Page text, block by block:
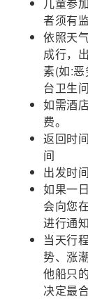
儿童参
者须有
依照天
成行，
素(如:
台卫生
如需酒
费。
返回时
间
出发时
如果一
会向您
进行通知
当天行
势、涨
他船只
决定最